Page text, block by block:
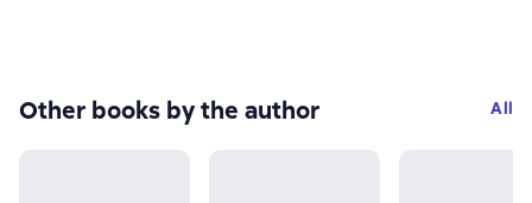
Other books by the author All